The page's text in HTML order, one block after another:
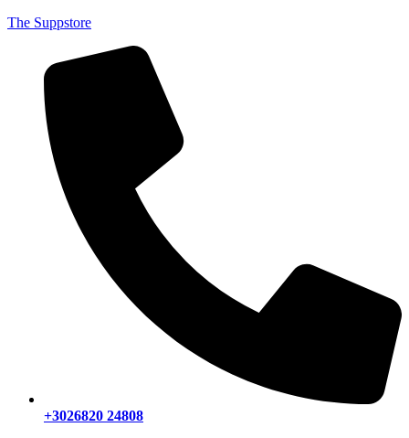
The Suppstore
+3026820 24808